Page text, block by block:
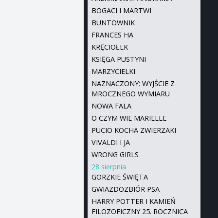
BOGACI I MARTWI
BUNTOWNIK
FRANCES HA
KRĘCIOŁEK
KSIĘGA PUSTYNI
MARZYCIELKI
NAZNACZONY: WYJŚCIE Z
MROCZNEGO WYMIARU
NOWA FALA
O CZYM WIE MARIELLE
PUCIO KOCHA ZWIERZAKI
VIVALDI I JA
WRONG GIRLS
28 sierpnia
GORZKIE ŚWIĘTA
GWIAZDOZBIÓR PSA
HARRY POTTER I KAMIEŃ
FILOZOFICZNY 25. ROCZNICA